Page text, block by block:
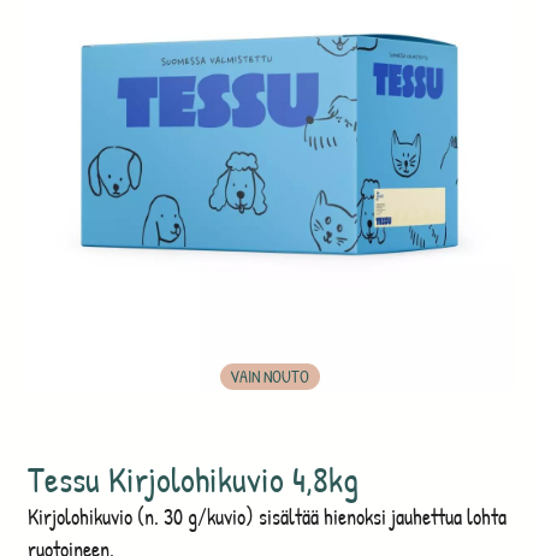
VAIN NOUTO
Tessu Kirjolohikuvio 4,8kg
Kirjolohikuvio (n. 30 g/kuvio) sisältää hienoksi jauhettua lohta
ruotoineen.